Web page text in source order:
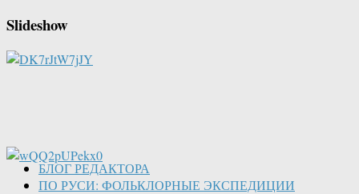
Slideshow
БЛОГ РЕДАКТОРА
ПО РУСИ: ФОЛЬКЛОРНЫЕ ЭКСПЕДИЦИИ